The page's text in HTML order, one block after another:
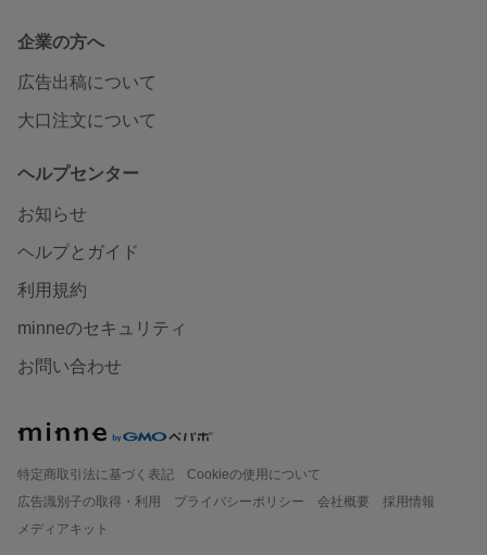
企業の方へ
広告出稿について
大口注文について
ヘルプセンター
お知らせ
ヘルプとガイド
利用規約
minneのセキュリティ
お問い合わせ
特定商取引法に基づく表記
Cookieの使用について
広告識別子の取得・利用
プライバシーポリシー 会社概要
採用情報
メディアキット